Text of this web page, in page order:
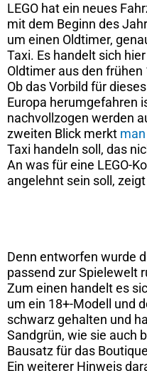
LEGO hat ein neues
mit dem Beginn des
um einen Oldtimer,
Taxi. Es handelt sich
Oldtimer aus den
Ob das Vorbild für
Europa herumgefahren
nachvollzogen werden
zweiten Blick merkt man
Taxi handeln soll, das
An was für eine LEGO-
angelehnt sein soll,
Denn entworfen wurde
passend zur Spielewelt
Zum einen handelt es
um ein 18+-Modell und
schwarz gehalten und
Sandgrün, wie sie auch
Bausatz für das
Ein weiterer Hinweis